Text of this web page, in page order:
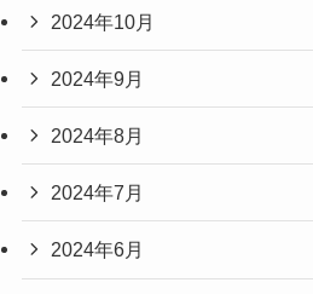
2024年10月
2024年9月
2024年8月
2024年7月
2024年6月